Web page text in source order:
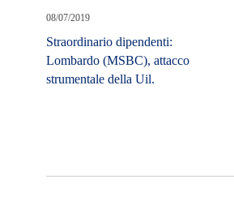
08/07/2019
Straordinario dipendenti:
Lombardo (MSBC), attacco
strumentale della Uil.